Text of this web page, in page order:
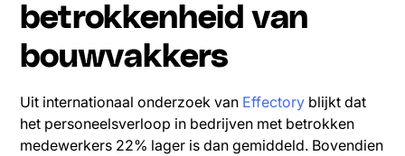
betrokkenheid van
bouwvakkers
Uit internationaal onderzoek van Effectory blijkt dat
het personeelsverloop in bedrijven met betrokken
medewerkers 22% lager is dan gemiddeld. Bovendien